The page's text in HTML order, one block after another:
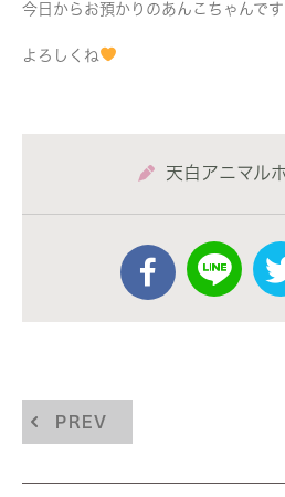
今日からお預かりのあんこちゃんです
よろしくね
天白アニマル
PREV